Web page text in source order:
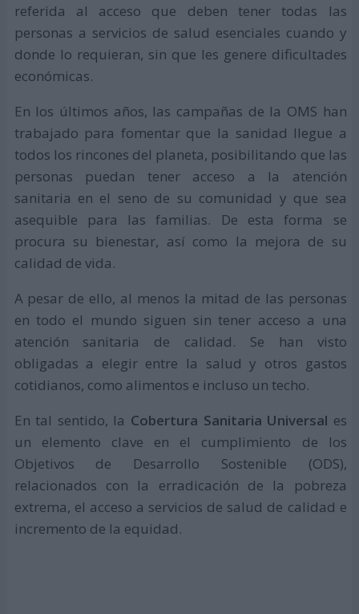
referida al acceso que deben tener todas las
personas a servicios de salud esenciales cuando y
donde lo requieran, sin que les genere dificultades
económicas.
En los últimos años, las campañas de la OMS han
trabajado para fomentar que la sanidad llegue a
todos los rincones del planeta, posibilitando que las
personas puedan tener acceso a la atención
sanitaria en el seno de su comunidad y que sea
asequible para las familias. De esta forma se
procura su bienestar, así como la mejora de su
calidad de vida.
A pesar de ello, al menos la mitad de las personas
en todo el mundo siguen sin tener acceso a una
atención sanitaria de calidad. Se han visto
obligadas a elegir entre la salud y otros gastos
cotidianos, como alimentos e incluso un techo.
En tal sentido, la Cobertura Sanitaria Universal es
un elemento clave en el cumplimiento de los
Objetivos de Desarrollo Sostenible (ODS),
relacionados con la erradicación de la pobreza
extrema, el acceso a servicios de salud de calidad e
incremento de la equidad.